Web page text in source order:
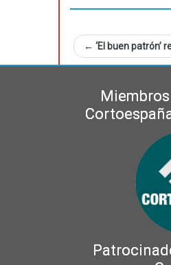
← ‘El buen patrón’